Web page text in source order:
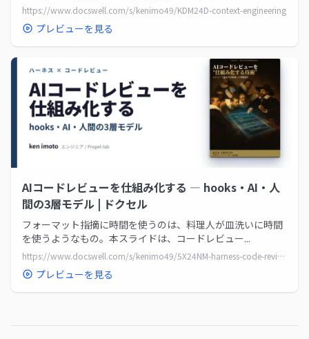
https://www.docswell.com/s/kenimo49/KDM24D-context-engineering
プレビューを見る
AIコードレビューを仕組み化する ― hooks・AI・人
間の3層モデル | ドクセル
フォーマット指摘に時間を使うのは、料理人が皿洗いに時間
を使うようなもの。本スライドは、コードレビュー...
https://www.docswell.com/s/kenimo49/5X24NM-harness-code-review
プレビューを見る